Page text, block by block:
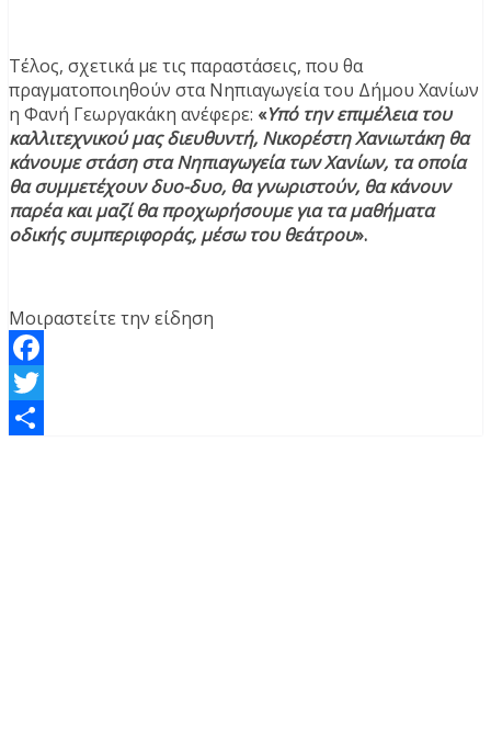
Τέλος, σχετικά με τις παραστάσεις, που θα
πραγματοποιηθούν στα Νηπιαγωγεία του Δήμου Χανίων
η Φανή Γεωργακάκη ανέφερε: «Υπό την επιμέλεια του
καλλιτεχνικού μας διευθυντή, Νικορέστη Χανιωτάκη θα
κάνουμε στάση στα Νηπιαγωγεία των Χανίων, τα οποία
θα συμμετέχουν δυο-δυο, θα γνωριστούν, θα κάνουν
παρέα και μαζί θα προχωρήσουμε για τα μαθήματα
οδικής συμπεριφοράς, μέσω του θεάτρου».
Μοιραστείτε την είδηση
Facebook
Twitter